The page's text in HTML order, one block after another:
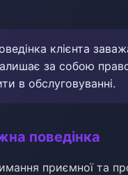
клієнта
за собою
в обслуговуванні.
поведінка
приємної та